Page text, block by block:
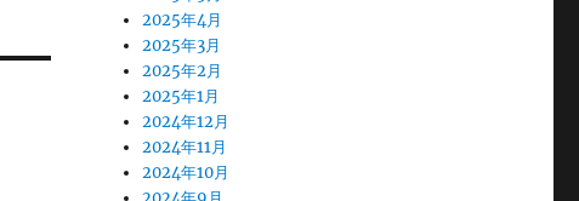
2025年4月
2025年3月
2025年2月
2025年1月
2024年12月
2024年11月
2024年10月